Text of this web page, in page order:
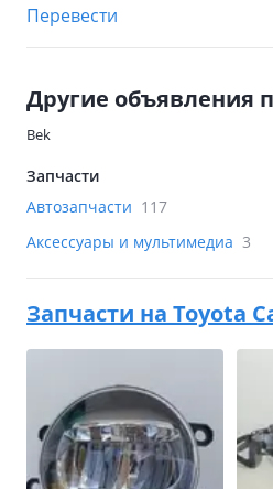
Перевести
Другие объявления
Bek
Запчасти
Автозапчасти 117
Аксессуары и мультимедиа 3
Запчасти на Toyota